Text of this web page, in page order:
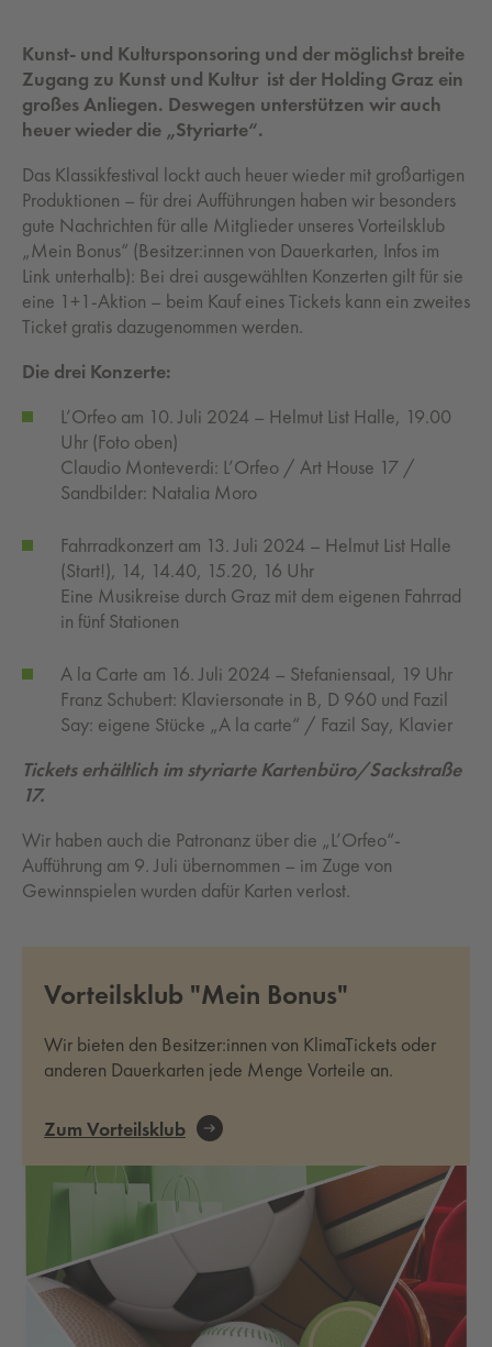
Kunst- und Kultursponsoring und der möglichst breite
Zugang zu Kunst und Kultur ist der Holding Graz ein
großes Anliegen. Deswegen unterstützen wir auch
heuer wieder die „Styriarte“.
Das Klassikfestival lockt auch heuer wieder mit großartigen
Produktionen – für drei Aufführungen haben wir besonders
gute Nachrichten für alle Mitglieder unseres Vorteilsklub
„Mein Bonus“ (Besitzer:innen von Dauerkarten, Infos im
Link unterhalb): Bei drei ausgewählten Konzerten gilt für sie
eine 1+1-Aktion – beim Kauf eines Tickets kann ein zweites
Ticket gratis dazugenommen werden.
Die drei Konzerte:
L’Orfeo am 10. Juli 2024 – Helmut List Halle, 19.00
Uhr (Foto oben)
Claudio Monteverdi: L’Orfeo / Art House 17 /
Sandbilder: Natalia Moro
Fahrradkonzert am 13. Juli 2024 – Helmut List Halle
(Start!), 14, 14.40, 15.20, 16 Uhr
Eine Musikreise durch Graz mit dem eigenen Fahrrad
in fünf Stationen
A la Carte am 16. Juli 2024 – Stefaniensaal, 19 Uhr
Franz Schubert: Klaviersonate in B, D 960 und Fazil
Say: eigene Stücke „A la carte“ / Fazil Say, Klavier
Tickets erhältlich im styriarte Kartenbüro/Sackstraße
17.
Wir haben auch die Patronanz über die „L’Orfeo“-
Aufführung am 9. Juli übernommen – im Zuge von
Gewinnspielen wurden dafür Karten verlost.
Vorteilsklub "Mein Bonus"
Wir bieten den Besitzer:innen von KlimaTickets oder
anderen Dauerkarten jede Menge Vorteile an.
Zum Vorteilsklub